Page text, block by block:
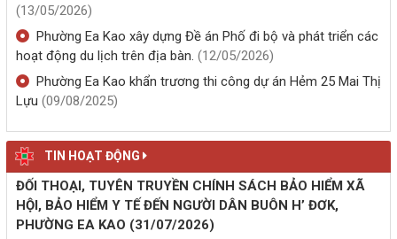
(13/05/2026)
Phường Ea Kao xây dựng Đề án Phố đi bộ và phát triển các
hoạt động du lịch trên địa bàn. (12/05/2026)
Phường Ea Kao khẩn trương thi công dự án Hẻm 25 Mai Thị
Lựu (09/08/2025)
TIN HOẠT ĐỘNG
ĐỐI THOẠI, TUYÊN TRUYỀN CHÍNH SÁCH BẢO HIỂM XÃ
HỘI, BẢO HIỂM Y TẾ ĐẾN NGƯỜI DÂN BUÔN H’ ĐƠK,
PHƯỜNG EA KAO (31/07/2026)